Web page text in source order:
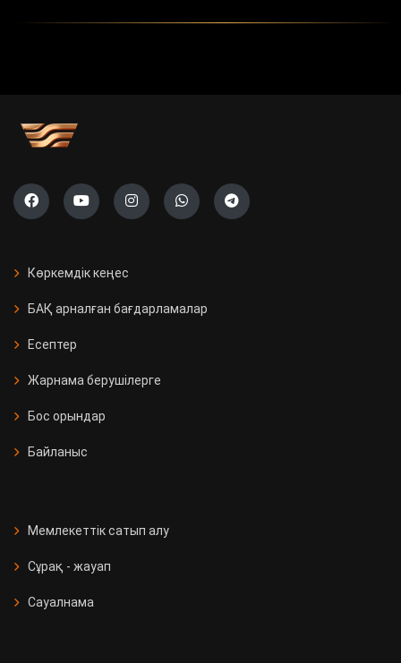
Көркемдік кеңес
БАҚ арналған бағдарламалар
Есептер
Жарнама берушілерге
Бос орындар
Байланыс
Мемлекеттік сатып алу
Сұрақ - жауап
Сауалнама